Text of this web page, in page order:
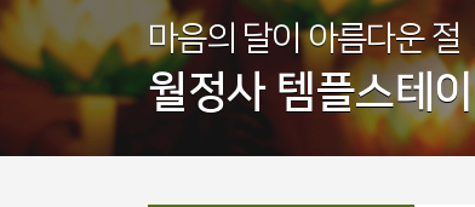
마음의 달이 아름다운 절
월정사 템플스테이